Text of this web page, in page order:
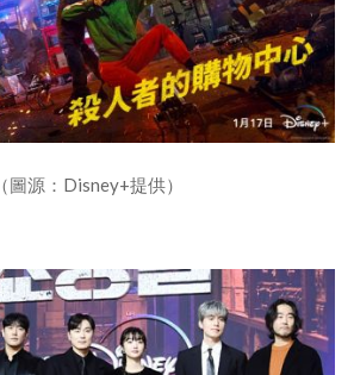
（圖源：Disney+提供）